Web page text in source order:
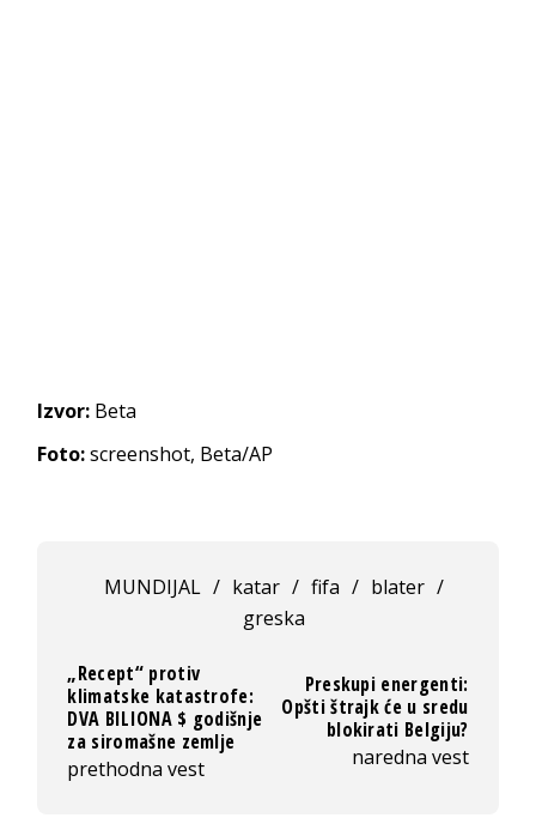
Izvor: Beta
Foto:screenshot, Beta/AP
MUNDIJAL / katar / fifa / blater /
greska
„Recept“ protiv
klimatske katastrofe:
DVA BILIONA $ godišnje
za siromašne zemlje
prethodna vest
Preskupi energenti:
Opšti štrajk će u sredu
blokirati Belgiju?
naredna vest